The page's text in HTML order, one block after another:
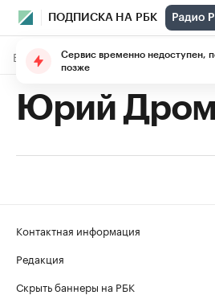
ПОДПИСКА НА РБК
В подписке Материалы Лекции
Юрий
Контактная информация
Редакция
Скрыть баннеры на РБК
Сервис временно недоступен,
позже